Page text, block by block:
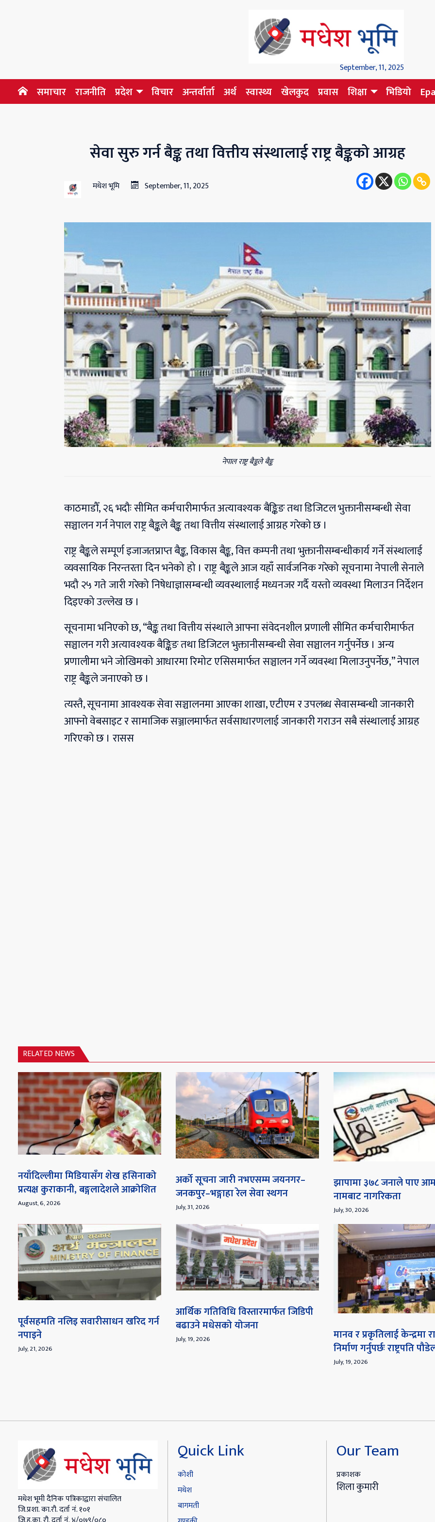
September, 11, 2025
समाचार राजनीति प्रदेश विचार अन्तर्वार्ता अर्थ स्वास्थ्य खेलकुद प्रवास शिक्षा भिडियो
सेवा सुरु गर्न बैङ्क तथा वित्तीय संस्थालाई राष्ट्र बैङ्कको आग्रह
मधेश भूमि September, 11, 2025
नेपाल राष्ट्र बैङ्कले बैङ्क
काठमाडौँ, २६ भदौः सीमित कर्मचारीमार्फत अत्यावश्यक बैङ्किङ तथा डिजिटल भुक्तानीसम्बन्धी सेवा
सञ्चालन गर्न नेपाल राष्ट्र बैङ्कले बैङ्क तथा वित्तीय संस्थालाई आग्रह गरेको छ ।
राष्ट्र बैङ्कले सम्पूर्ण इजाजतप्राप्त बैङ्क, विकास बैङ्क, वित्त कम्पनी तथा भुक्तानीसम्बन्धीकार्य गर्ने संस्थालाई
व्यवसायिक निरन्तरता दिन भनेको हो । राष्ट्र बैङ्कले आज यहाँ सार्वजनिक गरेको सूचनामा नेपाली सेनाले
भदौ २५ गते जारी गरेको निषेधाज्ञासम्बन्धी व्यवस्थालाई मध्यनजर गर्दै यस्तो व्यवस्था मिलाउन निर्देशन
दिइएको उल्लेख छ ।
सूचनामा भनिएको छ, “बैङ्क तथा वित्तीय संस्थाले आफ्ना संवेदनशील प्रणाली सीमित कर्मचारीमार्फत
सञ्चालन गरी अत्यावश्यक बैङ्किङ तथा डिजिटल भुक्तानीसम्बन्धी सेवा सञ्चालन गर्नुपर्नेछ । अन्य
प्रणालीमा भने जोखिमको आधारमा रिमोट एसिसमार्फत सञ्चालन गर्ने व्यवस्था मिलाउनुपर्नेछ,” नेपाल
राष्ट्र बैङ्कले जनाएको छ ।
त्यस्तै, सूचनामा आवश्यक सेवा सञ्चालनमा आएका शाखा, एटीएम र उपलब्ध सेवासम्बन्धी जानकारी
आफ्नो वेबसाइट र सामाजिक सञ्जालमार्फत सर्वसाधारणलाई जानकारी गराउन सबै संस्थालाई आग्रह
गरिएको छ । रासस
RELATED NEWS
नयाँदिल्लीमा मिडियासँग शेख हसिनाको
प्रत्यक्ष कुराकानी, बङ्गलादेशले आक्रोशित
August, 6, 2026
अर्को सूचना जारी नभएसम्म जयनगर–
जनकपुर–भङ्गाहा रेल सेवा स्थगन
July, 31, 2026
झापामा ३७८ जनाले पाए
नामबाट नागरिकता
July, 30, 2026
पूर्वसहमति नलिइ सवारीसाधन खरिद गर्न
नपाइने
July, 21, 2026
आर्थिक गतिविधि विस्तारमार्फत जिडिपी
बढाउने मधेसको योजना
July, 19, 2026
मानव र प्रकृतिलाई केन्द्रमा
निर्माण गर्नुपर्छः राष्ट्रपति
July, 19, 2026
मधेश भूमी दैनिक पत्रिकाद्वारा संचालित
जि.प्रशा. का.रौ. दर्ता नं. १०१
Quick Link
कोशी
मधेश
बागमती
Our Team
प्रकाशक
शिला कुमारी